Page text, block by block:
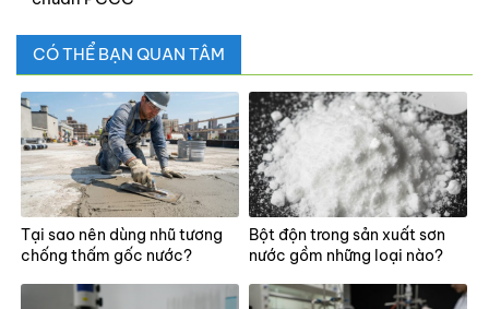
CÓ THỂ BẠN QUAN TÂM
Tại sao nên dùng nhũ tương
chống thấm gốc nước?
Bột độn trong sản xuất sơn
nước gồm những loại nào?